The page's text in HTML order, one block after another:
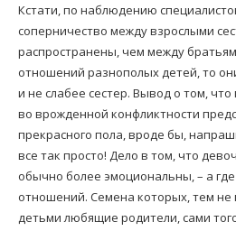
Кстати, по наблюдению
соперничество между взрослыми
распространены, чем между
отношений разнополых детей, то
и не слабее сестер. Вывод о том,
во врожденной конфликтности
прекрасного пола, вроде бы,
все так просто! Дело в том, что
обычно более эмоциональны, – а
отношений. Семена которых, тем
детьми любящие родители, сами